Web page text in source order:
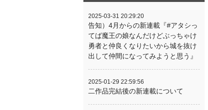
2025-03-31 20:29:20
告知）4月からの新連載『#アタシっ
てば魔王の娘なんだけどぶっちゃけ
勇者と仲良くなりたいから城を抜け
出して仲間になってみようと思う』
2025-01-29 22:59:56
二作品完結後の新連載について